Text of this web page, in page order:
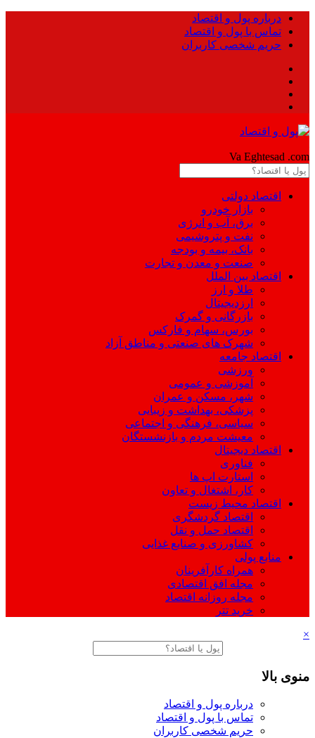
درباره پول و اقتصاد
تماس با پول و اقتصاد
حریم شخصی کاربران
Va Eghtesad .com
اقتصاد دولتی
بازار خودرو
برق، آب و انرژی
نفت و پتروشیمی
بانک، بیمه و بودجه
صنعت و معدن و تجارت
اقتصاد بین الملل
طلا و ارز
ارزدیجیتال
بازرگانی و گمرک
بورس، سهام و فارکس
شهرک های صنعتی و مناطق آزاد
اقتصاد جامعه
ورزشی
آموزشی و عمومی
شهر، مسکن و عمران
پزشکی، بهداشت و زیبایی
سیاسی، فرهنگی و اجتماعی
معیشت مردم و بازنشستگان
اقتصاد دیجیتال
فناوری
استارت اپ ها
کار، اشتغال و تعاون
اقتصاد محیط زیست
اقتصاد گردشگری
اقتصاد حمل و نقل
کشاورزی و صنایع غذایی
منابع پولی
همراه کارآفرینان
مجله افق اقتصادی
مجله روزانه اقتصاد
خرید تتر
×
منوی بالا
درباره پول و اقتصاد
تماس با پول و اقتصاد
حریم شخصی کاربران